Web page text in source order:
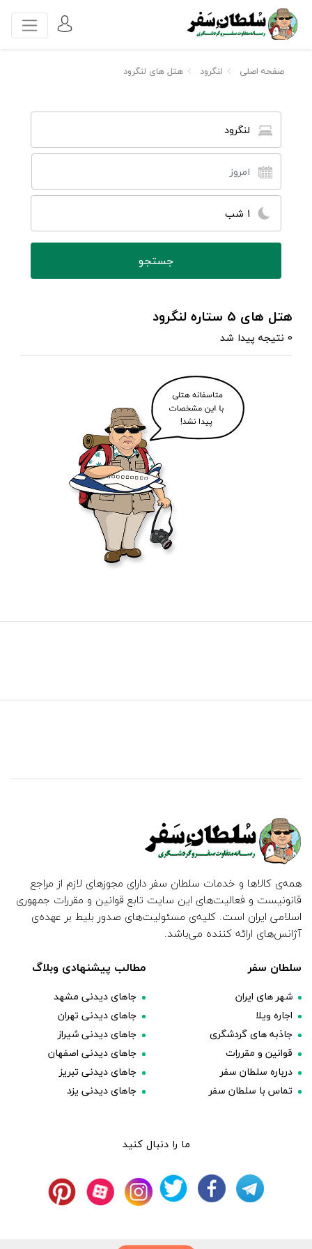
صفحه اصلی لنگرود هتل های لنگرود
لنگرود
1 شب
هتل های 5 ستاره لنگرود
0 نتیجه پیدا شد
همه‌ی کالاها و خدمات سلطان سفر دارای مجوزهای لازم از مراجع
قانونیست و فعالیت‌های این سایت تابع قوانین و مقررات جمهوری
اسلامی ایران است. کلیه‌ی مسئولیت‌های صدور بلیط بر عهده‌ی
آژانس‌های ارائه کننده می‌باشد.
سلطان سفر
شهر های ایران
اجاره ویلا
جاذبه های گردشگری
قوانین و مقررات
درباره سلطان سفر
تماس با سلطان سفر
مطالب پیشنهادی وبلاگ
جاهای دیدنی مشهد
جاهای دیدنی تهران
جاهای دیدنی شیراز
جاهای دیدنی اصفهان
جاهای دیدنی تبریز
جاهای دیدنی یزد
ما را دنبال کنید